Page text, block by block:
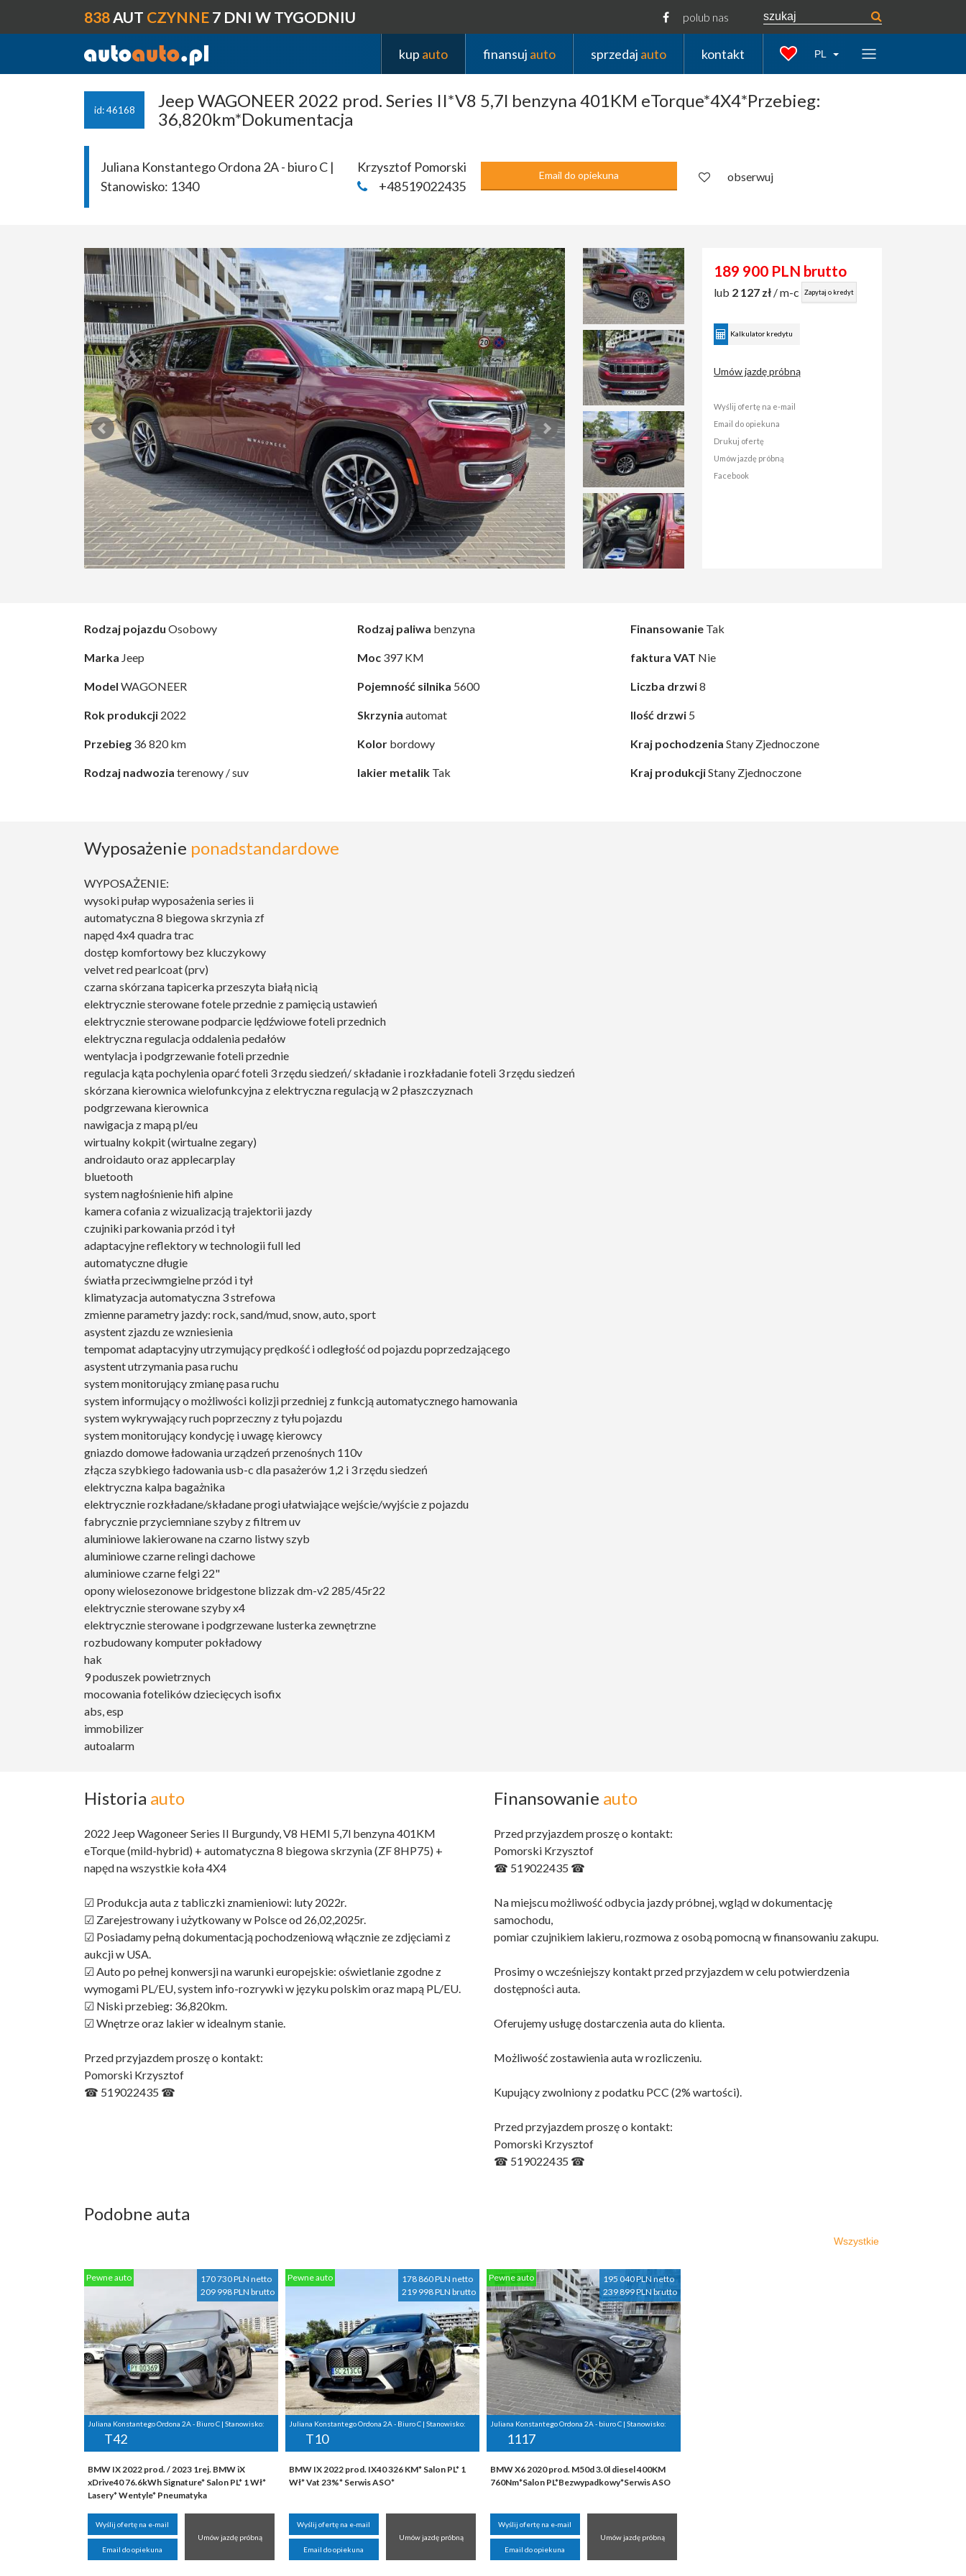
838AUT CZYNNE 7 DNI W TYGODNIU polub nas
kup auto finansuj auto sprzedaj auto kontakt PL
id: 46168
Jeep WAGONEER 2022 prod. Series II*V8 5,7l benzyna 401KM eTorque*4X4*Przebieg:
36,820km*Dokumentacja
Juliana Konstantego Ordona 2A - biuro C |
Stanowisko: 1340
Krzysztof Pomorski
+48519022435
Email do opiekuna obserwuj
189 900 PLN brutto
lub 2 127 zł / m-c Zapytaj o kredyt
Kalkulator kredytu
Umów jazdę próbną
Wyślij ofertę na e-mail
Email do opiekuna
Drukuj ofertę
Umów jazdę próbną
Facebook
Rodzaj pojazdu Osobowy
Marka Jeep
Model WAGONEER
Rok produkcji 2022
Przebieg 36 820 km
Rodzaj nadwozia terenowy / suv
Rodzaj paliwa benzyna
Moc 397 KM
Pojemność silnika 5600
Skrzynia automat
Kolor bordowy
lakier metalik Tak
Finansowanie Tak
faktura VAT Nie
Liczba drzwi8
Ilość drzwi 5
Kraj pochodzenia Stany Zjednoczone
Kraj produkcjiStany Zjednoczone
Wyposażenie ponadstandardowe
WYPOSAŻENIE:
wysoki pułap wyposażenia series ii
automatyczna 8 biegowa skrzynia zf
napęd 4x4 quadra trac
dostęp komfortowy bez kluczykowy
velvet red pearlcoat (prv)
czarna skórzana tapicerka przeszyta białą nicią
elektrycznie sterowane fotele przednie z pamięcią ustawień
elektrycznie sterowane podparcie lędźwiowe foteli przednich
elektryczna regulacja oddalenia pedałów
wentylacja i podgrzewanie foteli przednie
regulacja kąta pochylenia oparć foteli 3 rzędu siedzeń/ składanie i rozkładanie foteli 3 rzędu siedzeń
skórzana kierownica wielofunkcyjna z elektryczna regulacją w 2 płaszczyznach
podgrzewana kierownica
nawigacja z mapą pl/eu
wirtualny kokpit (wirtualne zegary)
androidauto oraz applecarplay
bluetooth
system nagłośnienie hifi alpine
kamera cofania z wizualizacją trajektorii jazdy
czujniki parkowania przód i tył
adaptacyjne reflektory w technologii full led
automatyczne długie
światła przeciwmgielne przód i tył
klimatyzacja automatyczna 3 strefowa
zmienne parametry jazdy: rock, sand/mud, snow, auto, sport
asystent zjazdu ze wzniesienia
tempomat adaptacyjny utrzymujący prędkość i odległość od pojazdu poprzedzającego
asystent utrzymania pasa ruchu
system monitorujący zmianę pasa ruchu
system informujący o możliwości kolizji przedniej z funkcją automatycznego hamowania
system wykrywający ruch poprzeczny z tyłu pojazdu
system monitorujący kondycję i uwagę kierowcy
gniazdo domowe ładowania urządzeń przenośnych 110v
złącza szybkiego ładowania usb-c dla pasażerów 1,2 i 3 rzędu siedzeń
elektryczna kalpa bagażnika
elektrycznie rozkładane/składane progi ułatwiające wejście/wyjście z pojazdu
fabrycznie przyciemniane szyby z filtrem uv
aluminiowe lakierowane na czarno listwy szyb
aluminiowe czarne relingi dachowe
aluminiowe czarne felgi 22"
opony wielosezonowe bridgestone blizzak dm-v2 285/45r22
elektrycznie sterowane szyby x4
elektrycznie sterowane i podgrzewane lusterka zewnętrzne
rozbudowany komputer pokładowy
hak
9 poduszek powietrznych
mocowania fotelików dziecięcych isofix
abs, esp
immobilizer
autoalarm
Historia auto Finansowanie auto
2022 Jeep Wagoneer Series II Burgundy, V8 HEMI 5,7l benzyna 401KM
eTorque (mild-hybrid) + automatyczna 8 biegowa skrzynia (ZF 8HP75) +
napęd na wszystkie koła 4X4
☑ Produkcja auta z tabliczki znamieniowi: luty 2022r.
☑ Zarejestrowany i użytkowany w Polsce od 26,02,2025r.
☑ Posiadamy pełną dokumentacją pochodzeniową włącznie ze zdjęciami z
aukcji w USA.
☑ Auto po pełnej konwersji na warunki europejskie: oświetlanie zgodne z
wymogami PL/EU, system info-rozrywki w języku polskim oraz mapą PL/EU.
☑ Niski przebieg: 36,820km.
☑ Wnętrze oraz lakier w idealnym stanie.
Przed przyjazdem proszę o kontakt:
Pomorski Krzysztof
☎ 519022435 ☎
Przed przyjazdem proszę o kontakt:
Pomorski Krzysztof
☎ 519022435 ☎
Na miejscu możliwość odbycia jazdy próbnej, wgląd w dokumentację
samochodu,
pomiar czujnikiem lakieru, rozmowa z osobą pomocną w finansowaniu zakupu.
Prosimy o wcześniejszy kontakt przed przyjazdem w celu potwierdzenia
dostępności auta.
Oferujemy usługę dostarczenia auta do klienta.
Możliwość zostawienia auta w rozliczeniu.
Kupujący zwolniony z podatku PCC (2% wartości).
Przed przyjazdem proszę o kontakt:
Pomorski Krzysztof
☎ 519022435 ☎
Podobne auta
Wszystkie
170 730 PLN netto
209 998 PLN brutto
Pewne auto
Juliana Konstantego Ordona 2A - Biuro C | Stanowisko:
T42
BMW IX 2022 prod. / 2023 1rej. BMW iX
xDrive40 76.6kWh Signature* Salon PL* 1 Wł*
Lasery* Wentyle* Pneumatyka
Wyślij ofertę na e-mail
Email do opiekuna
Umów jazdę próbną
178 860 PLN netto
219 998 PLN brutto
Pewne auto
Juliana Konstantego Ordona 2A - Biuro C | Stanowisko:
T10
BMW IX 2022 prod. IX40 326 KM* Salon PL* 1
Wł* Vat 23%* Serwis ASO*
Wyślij ofertę na e-mail
Email do opiekuna
Umów jazdę próbną
195 040 PLN netto
239 899 PLN brutto
Pewne auto
Juliana Konstantego Ordona 2A - biuro C | Stanowisko:
1117
BMW X6 2020 prod. M50d 3.0l diesel 400KM
760Nm*Salon PL*Bezwypadkowy*Serwis ASO
Wyślij ofertę na e-mail
Email do opiekuna
Umów jazdę próbną